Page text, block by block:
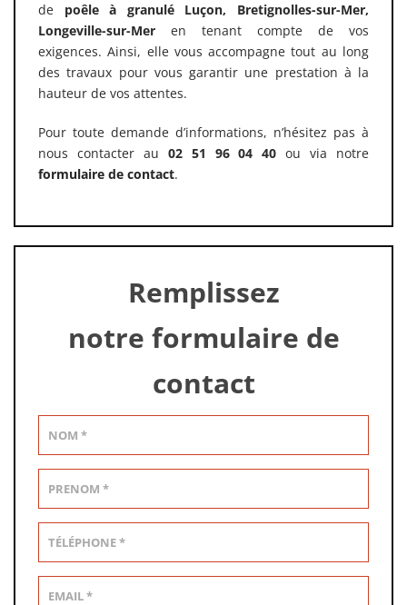
de poêle à granulé Luçon, Bretignolles-sur-Mer,
Longeville-sur-Mer en tenant compte de vos
exigences. Ainsi, elle vous accompagne tout au long
des travaux pour vous garantir une prestation à la
hauteur de vos attentes.
Pour toute demande d’informations, n’hésitez pas à
nous contacter au 02 51 96 04 40 ou via notre
formulaire de contact.
Remplissez
notre formulaire de
contact